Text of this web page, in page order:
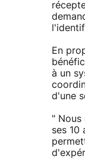
En
à un
d'une
" Nous
ses 10